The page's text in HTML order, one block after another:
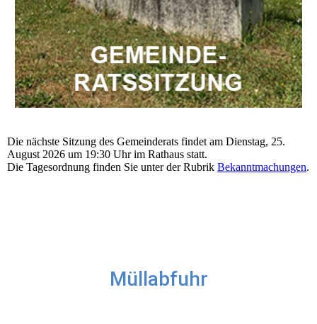
Die nächste Sitzung des Gemeinderats findet am Dienstag, 25.
August 2026 um 19:30 Uhr im Rathaus statt.
Die Tagesordnung finden Sie unter der Rubrik Bekanntmachungen.
Müllabfuhr